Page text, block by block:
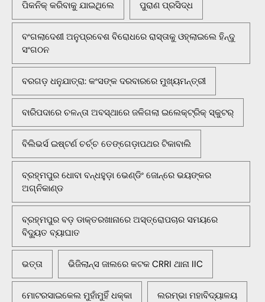
ପିକନିକ୍‌ କରିବାକୁ ଯାଇଥିଲେ ପୁରାଣ ପ୍ରସିଦ୍ଧ
ବଂଗଲାଦେଶୀ ଅନୁପ୍ରବେଶ ବିରୋଧରେ ରାସ୍ତାକୁ ଓହ୍ଲାଇଲେ ହିନ୍ଦୁ
ସଂଗଠନ
ବରଗଡ଼ ଧନୁଯାତ୍ରା: କଂସଙ୍କ ଦରବାରରେ ମୁଖ୍ୟମନ୍ତ୍ରୀ
ବାରିପଦାରେ ଚଳନ୍ତା ଅବସ୍ଥାରେ ଜଳିଗଲା ଇଲେକ୍ଟ୍ରିକ୍ ସ୍କୁଟର୍
ବିଲିଭର୍ସ ଇଷ୍ଟର୍ଣ ଚର୍ଚ୍ଚ ତେଙ୍ଗେଡ଼ାପଥର ଟିକାବାଲି
ବ୍ରହ୍ମପୁର ଧୋବା ବନ୍ଧହୁଡ଼ା ଭେଣ୍ଡିଂ ଜୋନ୍‌ରେ ଭୟଙ୍କର
ଅଗ୍ନିକାଣ୍ଡ
ବ୍ରହ୍ମପୁର ବଡ଼ ଡାକ୍ତରଖାନାରେ ଅସ୍ତ୍ରୋପଚାର ସମୟରେ
ବିଦ୍ୟୁତ ବ୍ୟାଘାତ
ଭତ୍ତା ଭିଜିଲାନ୍ସ ଜାଲରେ କଟକ CRRI ଥାନା IIC
ମୋଟରସାଇକେଲ ମୁହାଁମୁହିଁ ଧକ୍କା ଲରମ୍ଭା ମହାବିଦ୍ୟାଳୟ